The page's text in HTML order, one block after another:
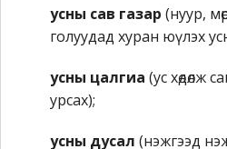
усны сав газар (нуур,
голуудад хуран юүлэх
усны цалгиа (ус хөдөлж
урсах);
усны дусал (нэжгээд